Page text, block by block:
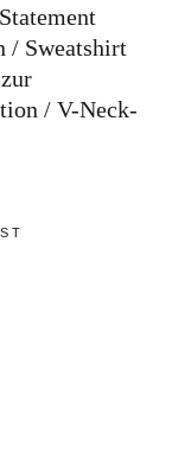
Statement
Sweatshirt
V-Neck-